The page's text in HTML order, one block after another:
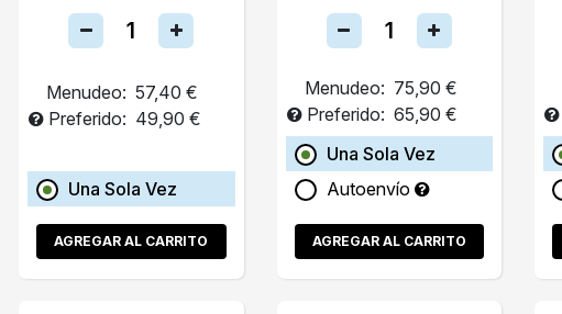
Menudeo: 57,40 €
Preferido: 49,90 €
Una Sola Vez
AGREGAR AL CARRITO
Menudeo: 75,90 €
Preferido: 65,90 €
Una Sola Vez
Autoenvío
AGREGAR AL CARRITO